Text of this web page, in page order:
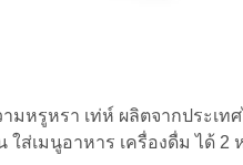
หรูหรา เท่ห์ ผลิตจากประเท
ส่เมนูอาหาร เครื่องดื่ม ได้ 2